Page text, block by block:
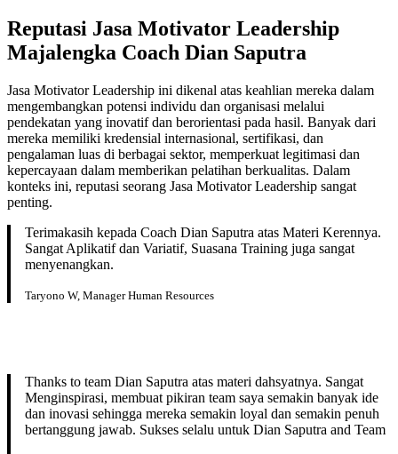
Reputasi Jasa Motivator Leadership
Majalengka Coach Dian Saputra
Jasa Motivator Leadership ini dikenal atas keahlian mereka dalam
mengembangkan potensi individu dan organisasi melalui
pendekatan yang inovatif dan berorientasi pada hasil. Banyak dari
mereka memiliki kredensial internasional, sertifikasi, dan
pengalaman luas di berbagai sektor, memperkuat legitimasi dan
kepercayaan dalam memberikan pelatihan berkualitas. Dalam
konteks ini, reputasi seorang Jasa Motivator Leadership sangat
penting.
Terimakasih kepada Coach Dian Saputra atas Materi Kerennya.
Sangat Aplikatif dan Variatif, Suasana Training juga sangat
menyenangkan.
Taryono W, Manager Human Resources
Thanks to team Dian Saputra atas materi dahsyatnya. Sangat
Menginspirasi, membuat pikiran team saya semakin banyak ide
dan inovasi sehingga mereka semakin loyal dan semakin penuh
bertanggung jawab. Sukses selalu untuk Dian Saputra and Team